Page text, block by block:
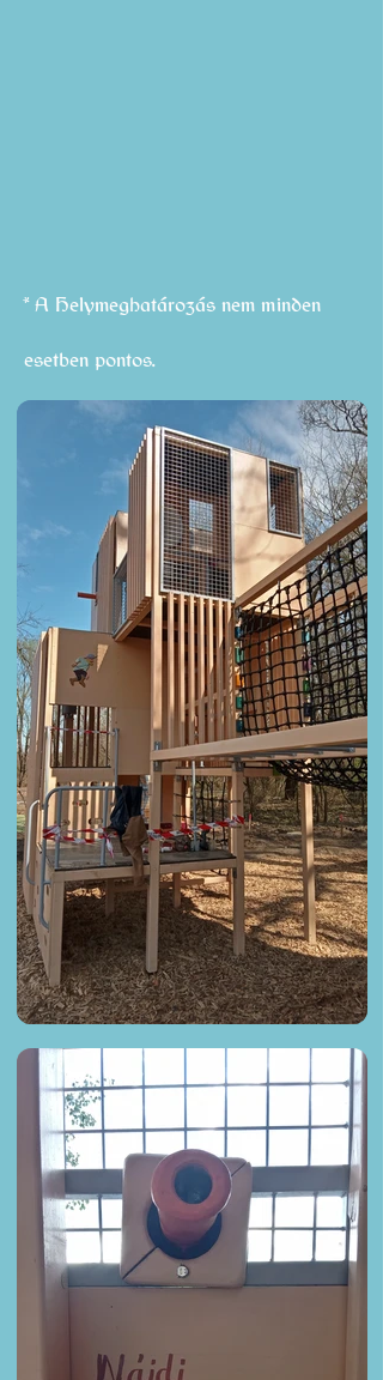
* A Helymeghatározás nem minden
esetben pontos.